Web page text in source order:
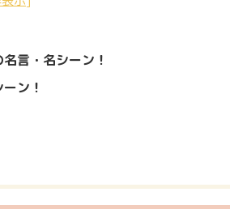
言・名シーン！
ン！